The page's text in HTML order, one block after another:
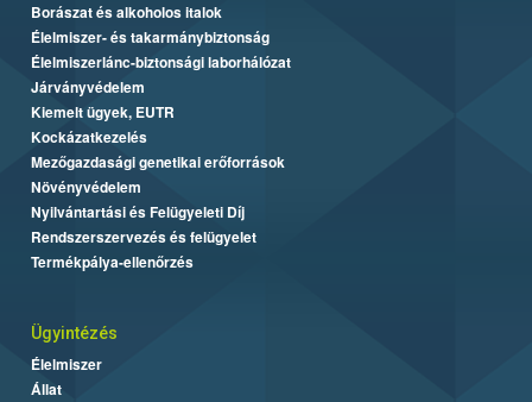
Borászat és alkoholos italok
Élelmiszer- és takarmánybiztonság
Élelmiszerlánc-biztonsági laborhálózat
Járványvédelem
Kiemelt ügyek, EUTR
Kockázatkezelés
Mezőgazdasági genetikai erőforrások
Növényvédelem
Nyilvántartási és Felügyeleti Díj
Rendszerszervezés és felügyelet
Termékpálya-ellenőrzés
Ügyintézés
Élelmiszer
Állat